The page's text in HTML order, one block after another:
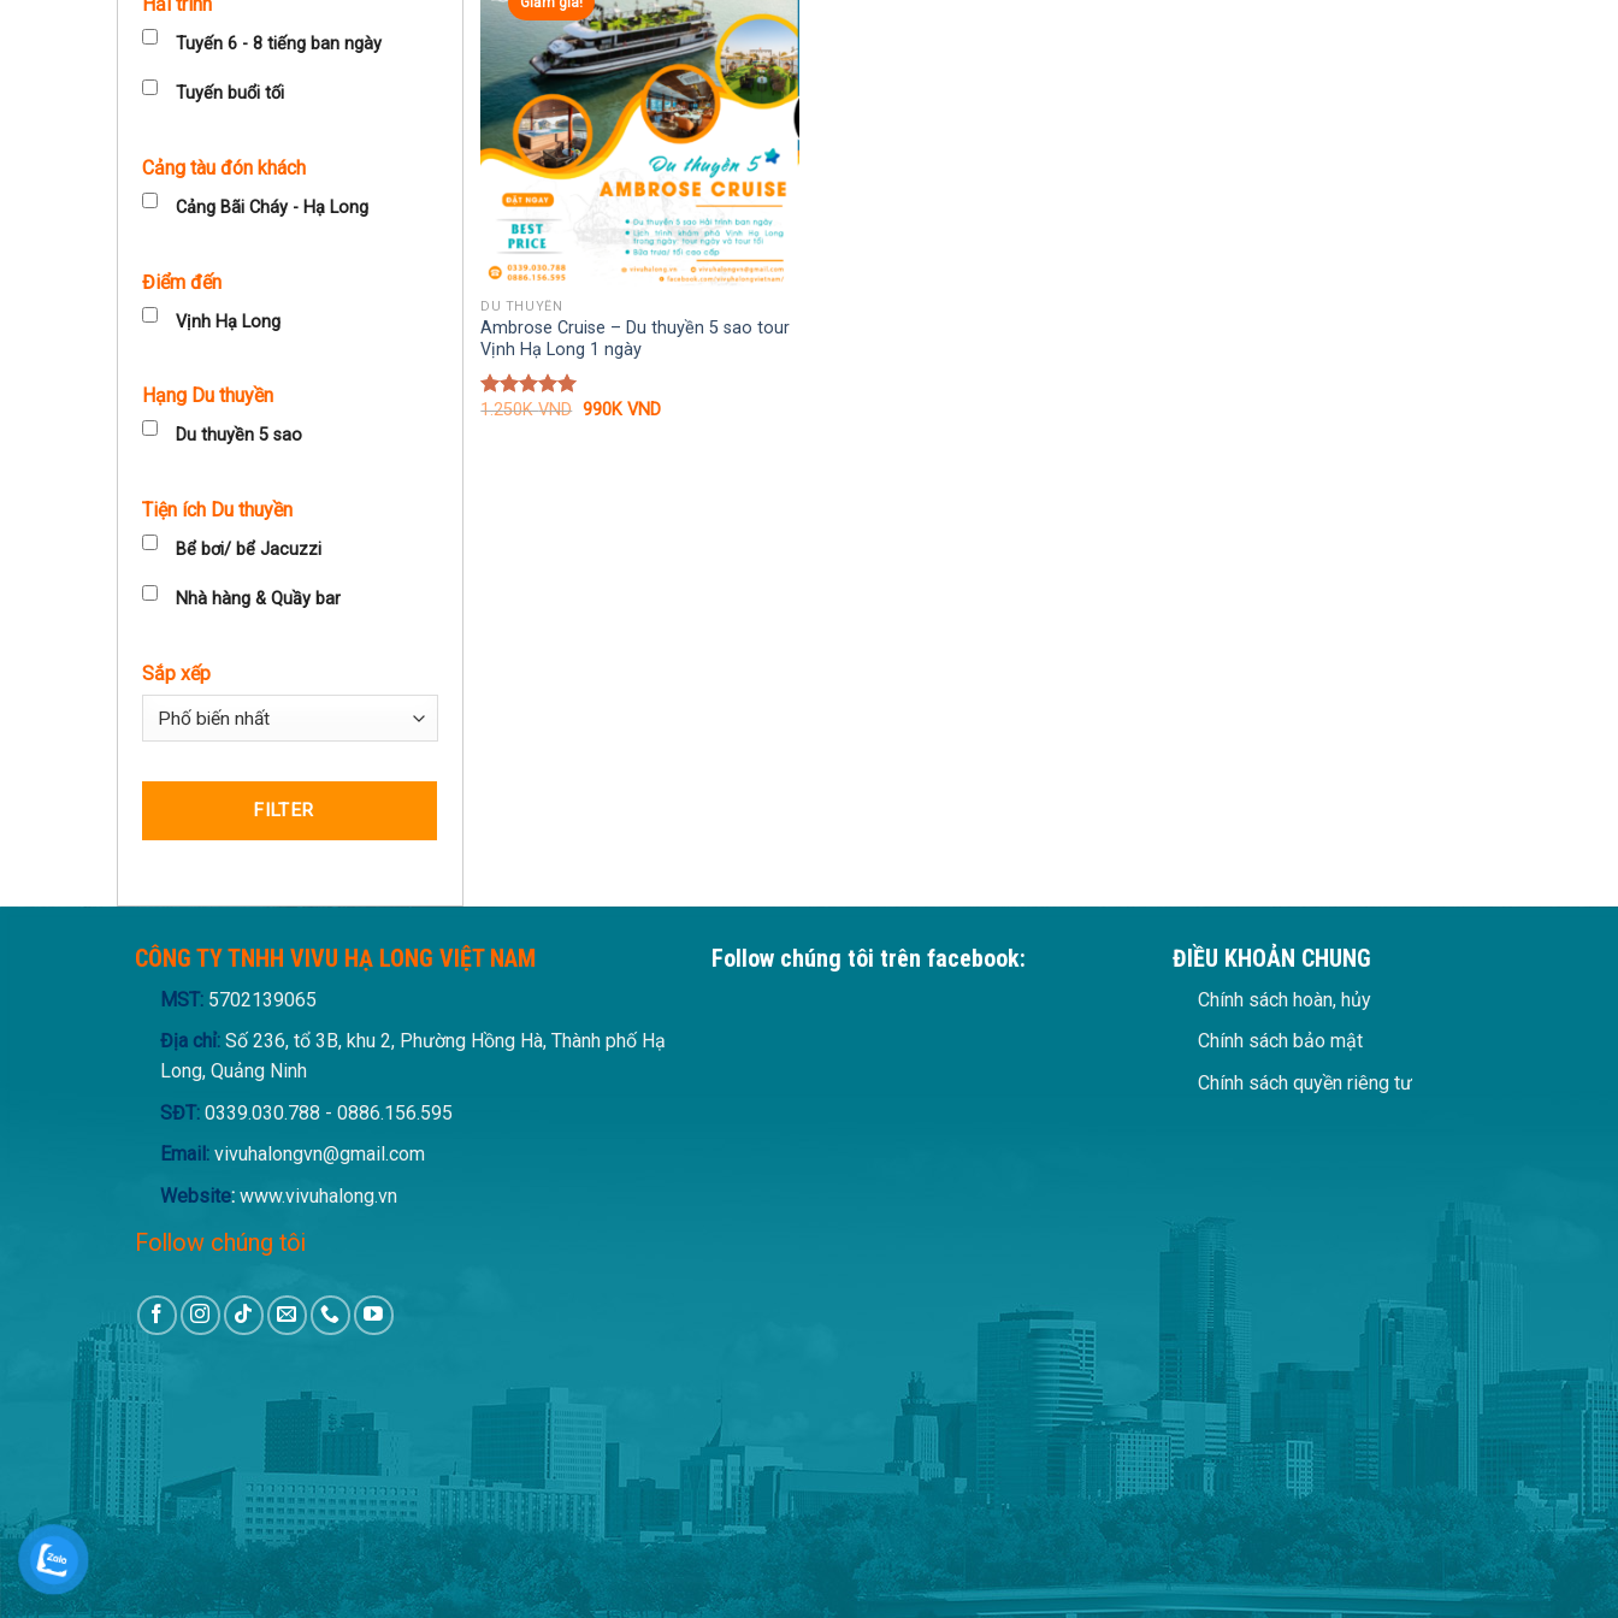
Tuyến 6 - 8 tiếng ban ngày
Tuyến buổi tối
Cảng tàu đón khách
Cảng Bãi Cháy - Hạ Long
Điểm đến
Vịnh Hạ Long
Hạng Du thuyền
Du thuyền 5 sao
Tiện ích Du thuyền
Bể bơi/ bể Jacuzzi
Nhà hàng & Quầy bar
Sắp xếp
Sort Products
FILTER
DU THUYỀN
Ambrose Cruise – Du thuyền 5 sao tour
Vịnh Hạ Long 1 ngày
Được xếp
1.250KVND Giá
990KVNDGiá
CÔNG TY TNHH VIVU HẠ LONG VIỆT NAM
MST: 5702139065
Địa chỉ:Số 236, tổ 3B, khu 2, Phường Hồng Hà, Thành phố Hạ
Long, Quảng Ninh
SĐT:0339.030.788 - 0886.156.595
Email:vivuhalongvn@gmail.com
Website:www.vivuhalong.vn
Follow chúng tôi
Follow chúng tôi trên facebook: ĐIỀU KHOẢN CHUNG
Chính sách hoàn, hủy
Chính sách bảo mật
Chính sách quyền riêng tư